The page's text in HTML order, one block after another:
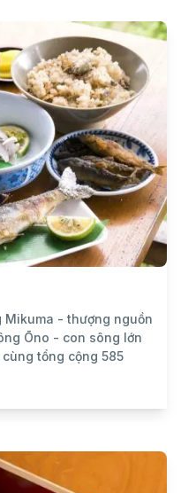
Mikuma - thượng nguồn
Ōno - con sông lớn
tổng cộng 585